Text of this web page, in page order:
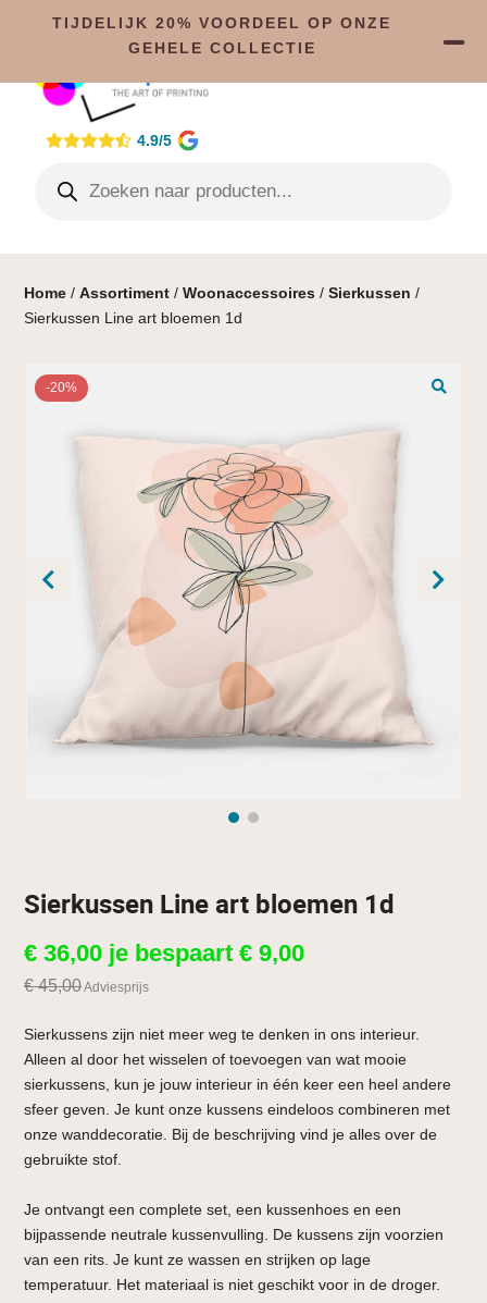
4.9/5
Home /Assortiment /Woonaccessoires /Sierkussen /
Sierkussen Line art bloemen 1d
-20%
Sierkussen Line art bloemen 1d
€ 36,00 je bespaart€ 9,00
€45,00Adviesprijs
Sierkussens zijn niet meer weg te denken in ons interieur.
Alleen al door het wisselen of toevoegen van wat mooie
sierkussens, kun je jouw interieur in één keer een heel andere
sfeer geven. Je kunt onze kussens eindeloos combineren met
onze wanddecoratie. Bij de beschrijving vind je alles over de
gebruikte stof.
Je ontvangt een complete set, een kussenhoes en een
bijpassende neutrale kussenvulling. De kussens zijn voorzien
van een rits. Je kunt ze wassen en strijken op lage
temperatuur. Het materiaal is niet geschikt voor in de droger.
TIJDELIJK 20% VOORDEEL OP ONZE
GEHELE COLLECTIE